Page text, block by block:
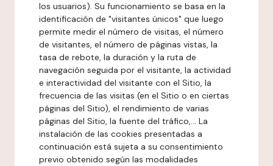
los usuarios). Su funcionamiento se basa en la
identificación de "visitantes únicos" que luego
permite medir el número de visitas, el número
de visitantes, el número de páginas vistas, la
tasa de rebote, la duración y la ruta de
navegación seguida por el visitante, la actividad
e interactividad del visitante con el Sitio, la
frecuencia de las visitas (en el Sitio o en ciertas
páginas del Sitio), el rendimiento de varias
páginas del Sitio, la fuente del tráfico,... La
instalación de las cookies presentadas a
continuación está sujeta a su consentimiento
previo obtenido según las modalidades